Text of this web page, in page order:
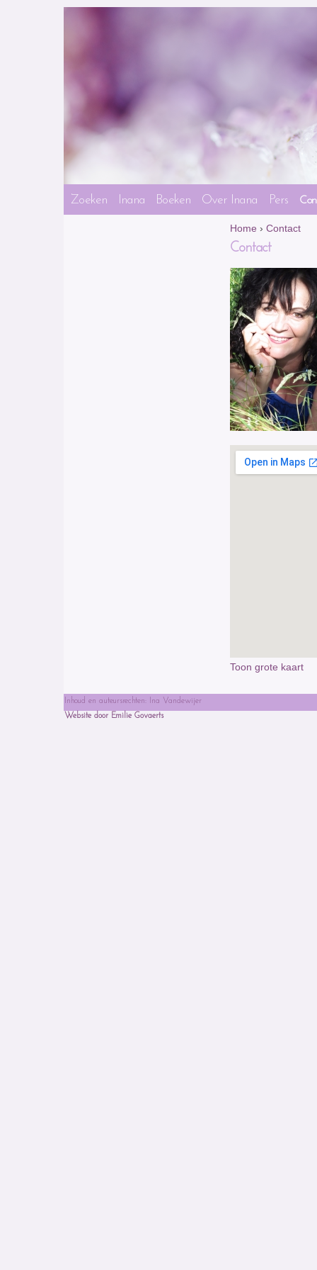
Home › Contact
Contact
Toon grote kaart
Zoeken Inana Boeken Over Inana Pers
Inhoud en auteursrechten: Ina Vandewijer
Website door Emilie Govaerts